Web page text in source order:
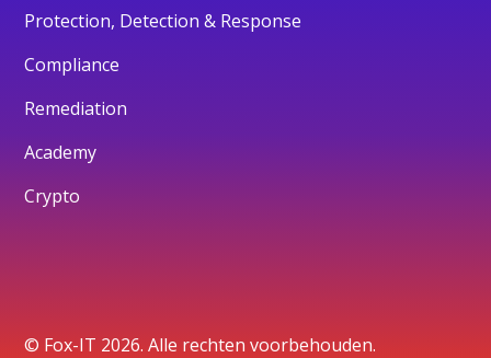
Protection, Detection & Response
Compliance
Remediation
Academy
Crypto
© Fox-IT 2026. Alle rechten voorbehouden.